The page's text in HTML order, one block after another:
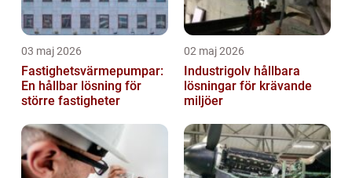
03 maj 2026
Fastighetsvärmepumpar:
En hållbar lösning för
större fastigheter
02 maj 2026
Industrigolv hållbara
lösningar för krävande
miljöer